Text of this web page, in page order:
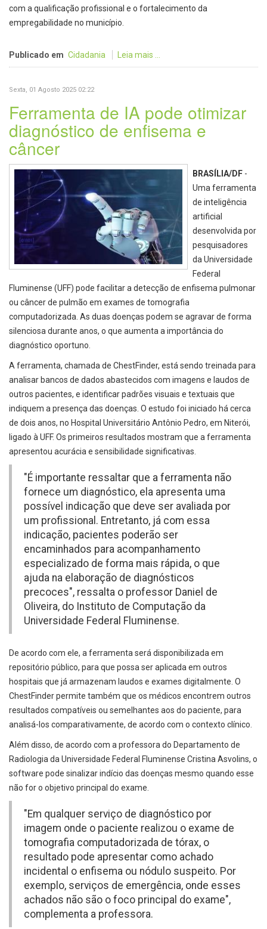
com a qualificação profissional e o fortalecimento da
empregabilidade no município.
Publicado em Cidadania Leia mais ...
Sexta, 01 Agosto 2025 02:22
Ferramenta de IA pode otimizar
diagnóstico de enfisema e
câncer
BRASÍLIA/DF -
Uma ferramenta
de inteligência
artificial
desenvolvida por
pesquisadores
da Universidade
Federal
Fluminense (UFF) pode facilitar a detecção de enfisema pulmonar
ou câncer de pulmão em exames de tomografia
computadorizada. As duas doenças podem se agravar de forma
silenciosa durante anos, o que aumenta a importância do
diagnóstico oportuno.
A ferramenta, chamada de ChestFinder, está sendo treinada para
analisar bancos de dados abastecidos com imagens e laudos de
outros pacientes, e identificar padrões visuais e textuais que
indiquem a presença das doenças. O estudo foi iniciado há cerca
de dois anos, no Hospital Universitário Antônio Pedro, em Niterói,
ligado à UFF. Os primeiros resultados mostram que a ferramenta
apresentou acurácia e sensibilidade significativas.
"É importante ressaltar que a ferramenta não
fornece um diagnóstico, ela apresenta uma
possível indicação que deve ser avaliada por
um profissional. Entretanto, já com essa
indicação, pacientes poderão ser
encaminhados para acompanhamento
especializado de forma mais rápida, o que
ajuda na elaboração de diagnósticos
precoces", ressalta o professor Daniel de
Oliveira, do Instituto de Computação da
Universidade Federal Fluminense.
De acordo com ele, a ferramenta será disponibilizada em
repositório público, para que possa ser aplicada em outros
hospitais que já armazenam laudos e exames digitalmente. O
ChestFinder permite também que os médicos encontrem outros
resultados compatíveis ou semelhantes aos do paciente, para
analisá-los comparativamente, de acordo com o contexto clínico.
Além disso, de acordo com a professora do Departamento de
Radiologia da Universidade Federal Fluminense Cristina Asvolins, o
software pode sinalizar indício das doenças mesmo quando esse
não for o objetivo principal do exame.
"Em qualquer serviço de diagnóstico por
imagem onde o paciente realizou o exame de
tomografia computadorizada de tórax, o
resultado pode apresentar como achado
incidental o enfisema ou nódulo suspeito. Por
exemplo, serviços de emergência, onde esses
achados não são o foco principal do exame",
complementa a professora.